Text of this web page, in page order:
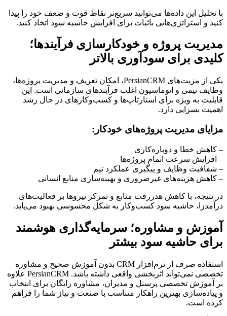
با تحلیل این داده‌ها می‌توانید سریع‌تر نقاط قوت و ضعف خود را پیدا
کنید و استراتژی‌هایی باثبات برای افزایش حاشیه سود اتخاذ کنید.
مدیریت پروژه و خودکارسازی فرآیندها؛
کلیدی برای سودآوری بالاتر
یکی از مزیت‌های PersianCRM، امکان تعریف و مدیریت پروژه‌ها،
وظایف تیمی و اتوماسیون اغلب فرآیندهای سازمانی است. این
قابلیت به ویژه برای استارتاپ‌ها و کسب‌وکارهای در حال رشد
اهمیت بسزایی دارد.
مزایای مدیریت پروژه‌های خودکار:
– کاهش خطا و دوباره‌کاری
– افزایش سرعت اتمام پروژه‌ها
– شفافیت وظایف و پیگیری عملکرد تیم
– کاهش هزینه‌های غیرضروری و بهینه‌سازی منابع انسانی
در نتیجه، با کاهش هدررفت منابع و تمرکز نیروها بر فعالیت‌های
درآمدزا، حاشیه سود کسب‌وکار به شکل محسوسی بهبود می‌یابد.
آموزش و مشاوره؛ سرمایه‌گذاری هوشمند
برای حاشیه سود بیشتر
استفاده صرف از نرم‌افزار CRM بدون آموزش صحیح و مشاوره
تخصصی نمی‌تواند اثربخشی واقعی داشته باشد. PersianCRM علاوه
بر آموزش تخصصی پرسنل و مدیران، مشاوره رایگان برای انتخاب
و پیاده‌سازی بهترین راهکار متناسب با صنعت و نیاز شما را فراهم
کرده است.